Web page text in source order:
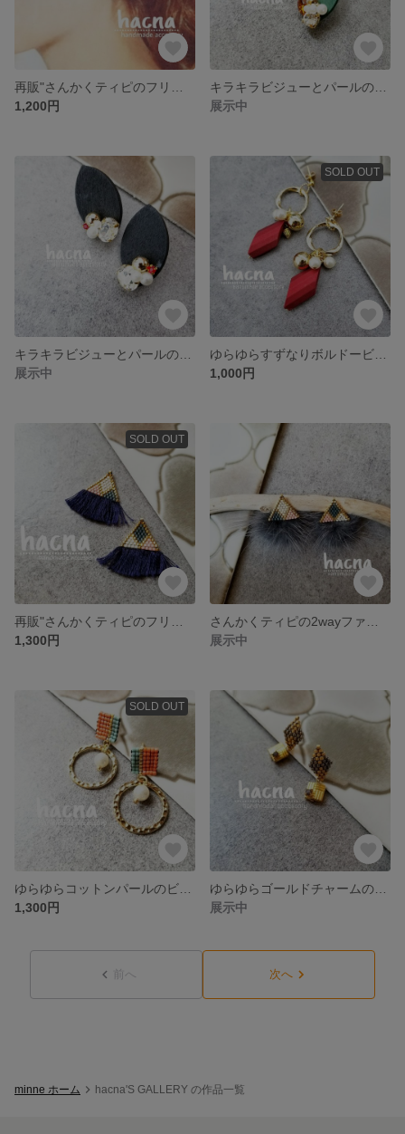
1,200円
展示中
展示中
SOLD OUT
1,000円
SOLD OUT
1,300円
展示中
SOLD OUT
1,300円
展示中
前へ 次へ
minne ホーム hacna'S GALLERY の作品一覧